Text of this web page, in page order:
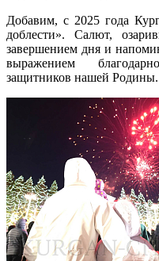
Добавим, с 2025 года
доблести». Салют,
завершением дня и
выражением
защитников нашей Родины.